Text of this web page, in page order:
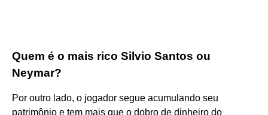
Quem é o mais rico Silvio Santos ou
Neymar?
Por outro lado, o jogador segue acumulando seu
patrimônio e tem mais que o dobro de dinheiro do